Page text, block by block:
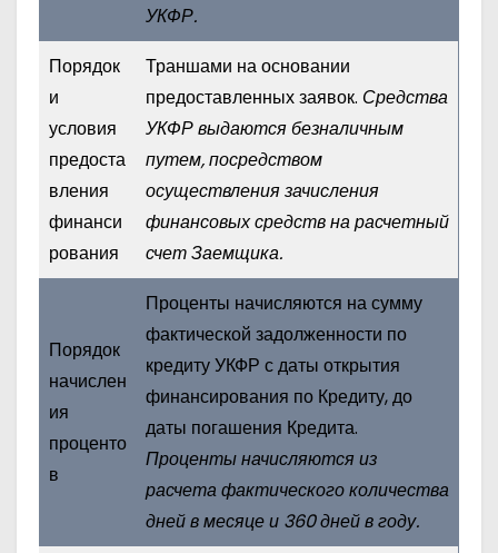
УКФР.
Порядок
и
условия
предоста
вления
финанси
рования
Траншами на основании
предоставленных заявок. Средства
УКФР выдаются безналичным
путем, посредством
осуществления зачисления
финансовых средств на расчетный
счет Заемщика.
Порядок
начислен
ия
проценто
в
Проценты начисляются на сумму
фактической задолженности по
кредиту УКФР с даты открытия
финансирования по Кредиту, до
даты погашения Кредита.
Проценты начисляются из
расчета фактического количества
дней в месяце и 360 дней в году.